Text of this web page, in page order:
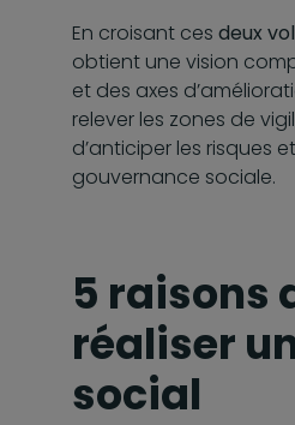
En croisant ces deux
obtient une vision
et des axes
relever les zones de
d’anticiper les risques
gouvernance sociale.
5 raisons
réaliser
social